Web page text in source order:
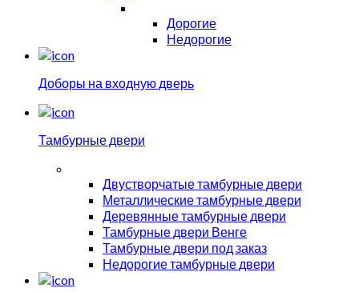
Дорогие
Недорогие
Доборы на входную дверь
Тамбурные двери
Двустворчатые тамбурные двери
Металлические тамбурные двери
Деревянные тамбурные двери
Тамбурные двери Венге
Тамбурные двери под заказ
Недорогие тамбурные двери